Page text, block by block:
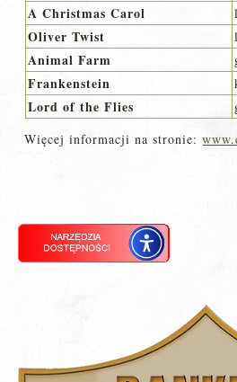
A Christmas Carol
Oliver Twist
Animal Farm
Frankenstein
Lord of the Flies
Więcej informacji na stronie: